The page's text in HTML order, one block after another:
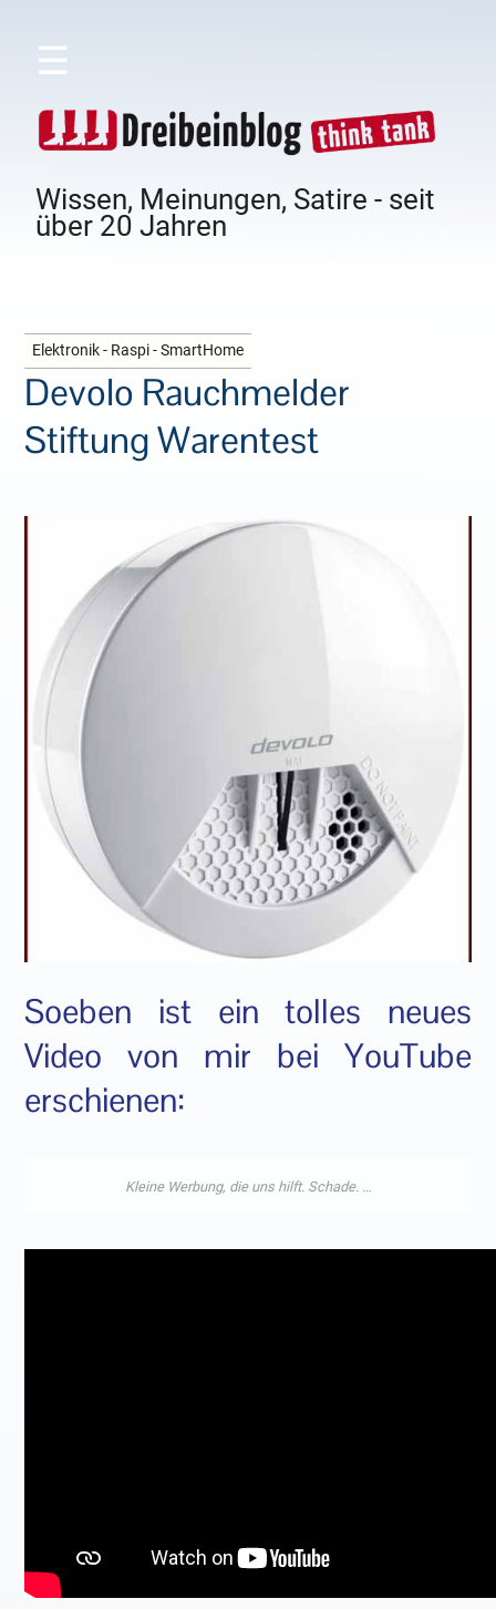
☰
Wissen, Meinungen, Satire - seit
über 20 Jahren
Elektronik - Raspi - SmartHome
Devolo Rauchmelder
Stiftung Warentest
Soeben ist ein tolles neues
Video von mir bei YouTube
erschienen: